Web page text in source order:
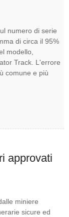
numero di serie
di circa il 95%
modello,
Track. L'errore
comune e più
approvati
miniere
sicure ed